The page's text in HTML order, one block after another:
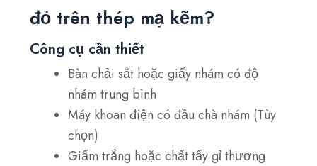
đỏ trên thép mạ kẽm?
Công cụ cần thiết
Bàn chải sắt hoặc giấy nhám có độ
nhám trung bình
Máy khoan điện có đầu chà nhám (Tùy
chọn)
Giấm trắng hoặc chất tẩy gỉ thương